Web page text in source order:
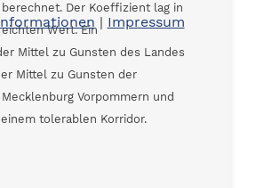
Der Koeffizient lag in
Wert. Ein
Mittel zu Gunsten des Landes
Mittel zu Gunsten der
Vorpommern und
tolerablen Korridor.
| Impressum